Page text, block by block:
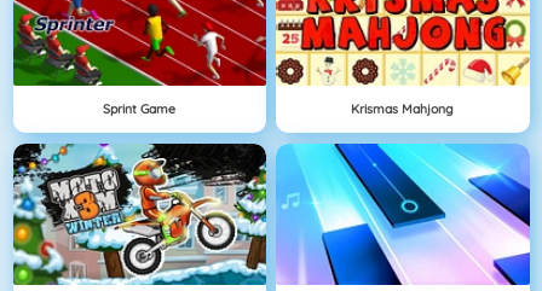
Sprint Game Krismas Mahjong